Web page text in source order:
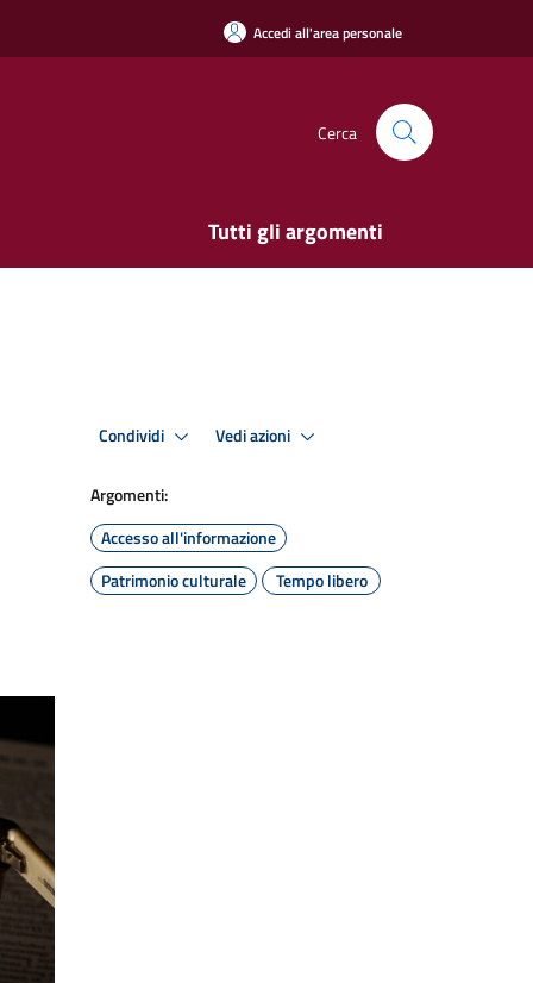
Accedi all'area personale
Cerca
Tutti gli argomenti
Condividi Vedi azioni
Argomenti:
Accesso all'informazione
Patrimonio culturale
Tempo libero